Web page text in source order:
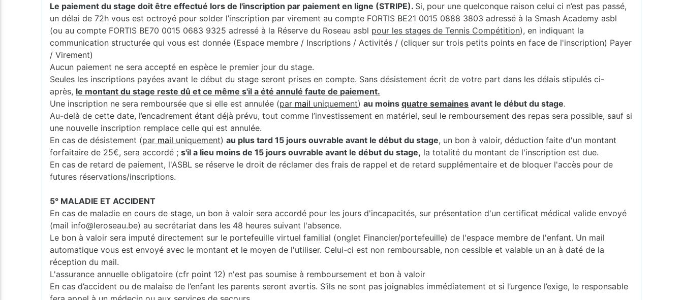
Le paiement du stage doit être effectué lors de l'inscription par paiement en ligne (STRIPE). Si, pour une quelconque raison celui ci n’est pas passé,
un délai de 72h vous est octroyé pour solder l’inscription par virement au compte FORTIS BE21 0015 0888 3803 adressé à la Smash Academy asbl
(ou au compte FORTIS BE70 0015 0683 9325 adressé à la Réserve du Roseau asbl pour les stages de Tennis Compétition), en indiquant la
communication structurée qui vous est donnée (Espace membre / Inscriptions / Activités / (cliquer sur trois petits points en face de l'inscription) Payer
/ Virement)
Aucun paiement ne sera accepté en espèce le premier jour du stage.
Seules les inscriptions payées avant le début du stage seront prises en compte. Sans désistement écrit de votre part dans les délais stipulés ci-
après, le montant du stage reste dû et ce même s'il a été annulé faute de paiement.
Une inscription ne sera remboursée que si elle est annulée (par mail uniquement)au moinsquatre semaines avant le début du stage.
Au-delà de cette date, l’encadrement étant déjà prévu, tout comme l’investissement en matériel, seul le remboursement des repas sera possible, sauf si
une nouvelle inscription remplace celle qui est annulée.
En cas de désistement (par mail uniquement)au plus tard 15 jours ouvrable avant le début du stage, un bon à valoir, déduction faite d'un montant
forfaitaire de 25€, sera accordé ;s'il a lieu moins de 15 jours ouvrable avant le début du stage, la totalité du montant de l'inscription est due.
En cas de retard de paiement, l'ASBL se réserve le droit de réclamer des frais de rappel et de retard supplémentaire et de bloquer l'accès pour de
futures réservations/inscriptions.
5° MALADIE ET ACCIDENT
En cas de maladie en cours de stage, un bon à valoir sera accordé pour les jours d'incapacités, sur présentation d'un certificat médical valide envoyé
(mail info@leroseau.be) au secrétariat dans les 48 heures suivant l'absence.
Le bon à valoir sera imputé directement sur le portefeuille virtuel familial (onglet Financier/portefeuille) de l'espace membre de l'enfant. Un mail
automatique vous est envoyé avec le montant et le moyen de l'utiliser. Celui-ci est non remboursable, non cessible et valable un an à daté de la
réception du mail.
L'assurance annuelle obligatoire (cfr point 12) n'est pas soumise à remboursement et bon à valoir
En cas d’accident ou de malaise de l’enfant les parents seront avertis. S’ils ne sont pas joignables immédiatement et si l’urgence l’exige, le responsable